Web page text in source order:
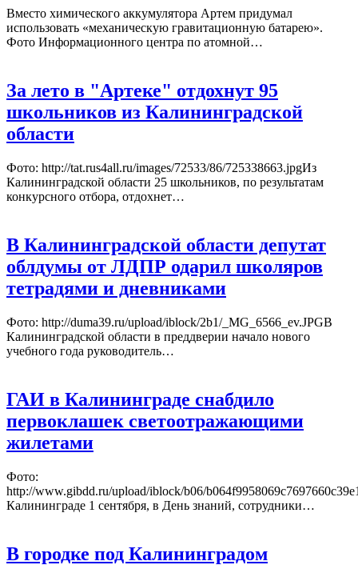
Вместо химического аккумулятора Артем придумал
использовать «механическую гравитационную батарею».
Фото Информационного центра по атомной…
За лето в "Артеке" отдохнут 95
школьников из Калининградской
области
Фото: http://tat.rus4all.ru/images/72533/86/725338663.jpgИз
Калининградской области 25 школьников, по результатам
конкурсного отбора, отдохнет…
В Калининградской области депутат
облдумы от ЛДПР одарил школяров
тетрадями и дневниками
Фото: http://duma39.ru/upload/iblock/2b1/_MG_6566_ev.JPGВ
Калининградской области в преддверии начало нового
учебного года руководитель…
ГАИ в Калининграде снабдило
первоклашек светоотражающими
жилетами
Фото:
http://www.gibdd.ru/upload/iblock/b06/
Калининграде 1 сентября, в День знаний, сотрудники…
В городке под Калининградом